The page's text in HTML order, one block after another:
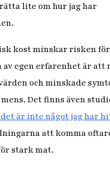
lite om hur jag har
kost minskar risken
egen erfarenhet är
och minskade
Det finns även
det är inte något jag har
att komma
stark mat.